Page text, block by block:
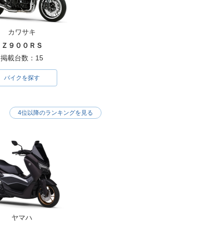
カワサキ
Ｚ９００ＲＳ
掲載台数：15
バイクを探す
ヤマハ
4位以降のランキングを見る